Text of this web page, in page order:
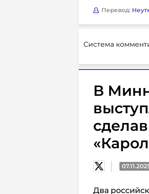
Перевод:
Система
В
Два